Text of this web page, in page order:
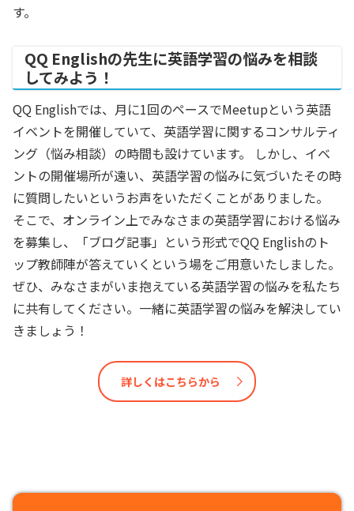
す。
QQ Englishの先生に英語学習の悩みを相談
してみよう！
QQ Englishでは、月に1回のペースでMeetupという英語
イベントを開催していて、英語学習に関するコンサルティ
ング（悩み相談）の時間も設けています。 しかし、イベ
ントの開催場所が遠い、英語学習の悩みに気づいたその時
に質問したいというお声をいただくことがありました。
そこで、オンライン上でみなさまの英語学習における悩み
を募集し、「ブログ記事」という形式でQQ Englishのト
ップ教師陣が答えていくという場をご用意いたしました。
ぜひ、みなさまがいま抱えている英語学習の悩みを私たち
に共有してください。一緒に英語学習の悩みを解決してい
きましょう！
詳しくはこちらから